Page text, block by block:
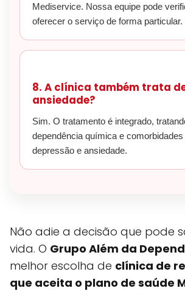
Mediservice. Nossa equipe pode
oferecer o serviço de forma particular.
8. A clínica também trata
ansiedade?
Sim. O tratamento é integrado,
dependência química e
depressão e ansiedade.
Não adie a decisão que pode
vida. O Grupo Além da
melhor escolha de clínica de
que aceita o plano de saúde